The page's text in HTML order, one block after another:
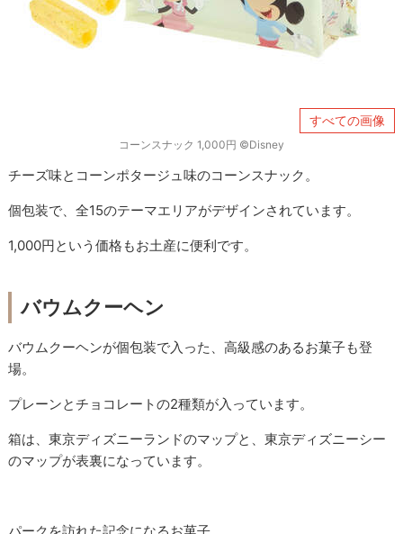
すべての画像
コーンスナック 1,000円 ©Disney
チーズ味とコーンポタージュ味のコーンスナック。
個包装で、全15のテーマエリアがデザインされています。
1,000円という価格もお土産に便利です。
バウムクーヘン
バウムクーヘンが個包装で入った、高級感のあるお菓子も登
場。
プレーンとチョコレートの2種類が入っています。
箱は、東京ディズニーランドのマップと、東京ディズニーシー
のマップが表裏になっています。